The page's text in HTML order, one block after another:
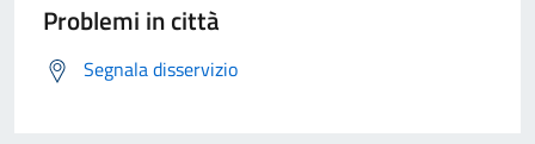
Problemi in città
Segnala disservizio